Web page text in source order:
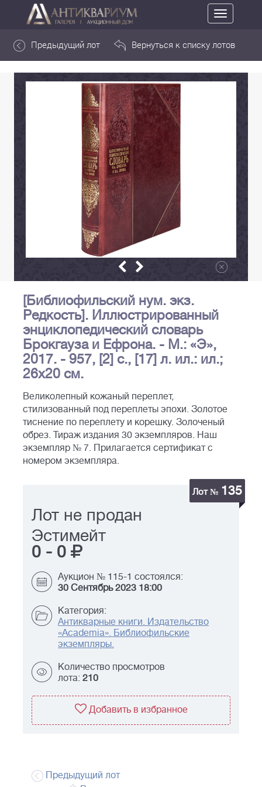
Toggle
navigation
Предыдущий лот Вернуться к списку лотов
[Библиофильский нум. экз.
Редкость]. Иллюстрированный
энциклопедический словарь
Брокгауза и Ефрона. - М.: «Э»,
2017. - 957, [2] с., [17] л. ил.: ил.;
26х20 см.
Великолепный кожаный переплет,
стилизованный под переплеты эпохи. Золотое
тиснение по переплету и корешку. Золоченый
обрез. Тираж издания 30 экземпляров. Наш
экземпляр № 7. Прилагается сертификат с
номером экземпляра.
Лот № 135
Лот не продан
Эстимейт
0 - 0
Аукцион № 115-1 состоялся:
30 Сентябрь 2023 18:00
Категория:
Антикварные книги. Издательство
«Academia». Библиофильские
экземпляры.
Количество просмотров
лота: 210
Добавить в избранное
Предыдущий лот